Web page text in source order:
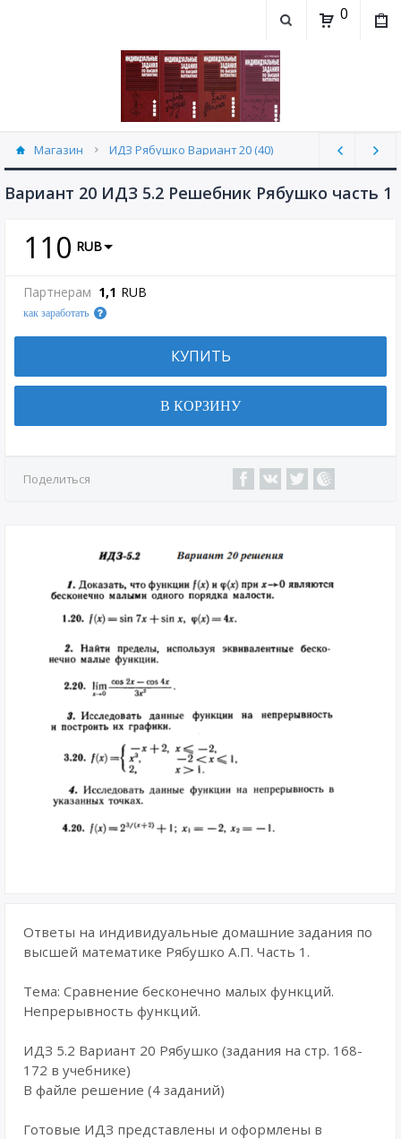
0
Магазин ИДЗ Рябушко Вариант 20 (40)
Вариант 20 ИДЗ 5.2 Решебник Рябушко часть 1
110 RUB
Партнерам 1,1 RUB
как заработать
КУПИТЬ
В КОРЗИНУ
Поделиться
Ответы на индивидуальные домашние задания по
высшей математике Рябушко А.П. Часть 1.
Тема: Сравнение бесконечно малых функций.
Непрерывность функций.
ИДЗ 5.2 Вариант 20 Рябушко (задания на стр. 168-
172 в учебнике)
В файле решение (4 заданий)
Готовые ИДЗ представлены и оформлены в